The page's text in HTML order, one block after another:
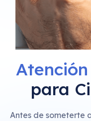
Atención
para
Antes de someterte